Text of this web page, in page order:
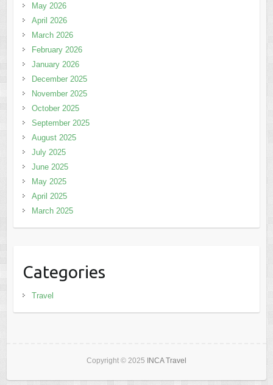
May 2026
April 2026
March 2026
February 2026
January 2026
December 2025
November 2025
October 2025
September 2025
August 2025
July 2025
June 2025
May 2025
April 2025
March 2025
Categories
Travel
Copyright © 2025 INCA Travel